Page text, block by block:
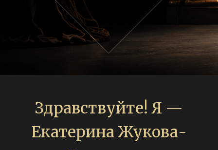
Здравствуйте! Я —
Екатерина Жукова-